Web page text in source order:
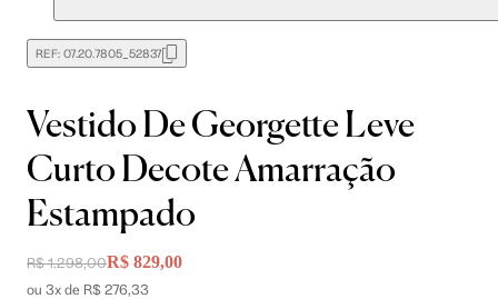
REF: 07.20.7805_52837
Vestido De Georgette Leve
Curto Decote Amarração
Estampado
R$ 1.298,00R$ 829,00
ou 3x de R$ 276,33